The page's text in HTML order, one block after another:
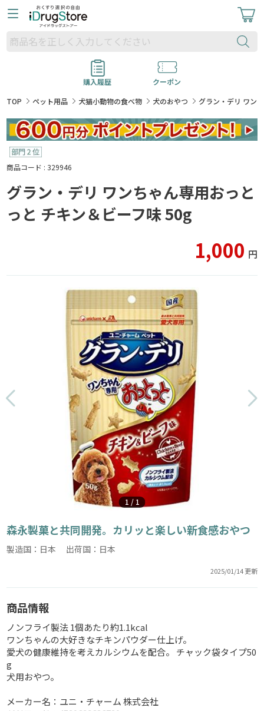
購入履歴
クーポン
TOP
ペット用品 犬猫小動物の食べ物 犬のおやつ グラン・デリ ワン
商品コード : 329946
グラン・デリ ワンちゃん専用おっと
っと チキン＆ビーフ味 50g
1,000 円
1 / 1
森永製菓と共同開発。カリッと楽しい新食感おやつ
製造国：日本 出荷国：日本
2025/01/14 更新
商品情報
ノンフライ製法 1個あたり約1.1kcal
ワンちゃんの大好きなチキンパウダー仕上げ。
愛犬の健康維持を考えカルシウムを配合。 チャック袋タイプ50
g
犬用おやつ。
メーカー名：ユニ・チャーム 株式会社